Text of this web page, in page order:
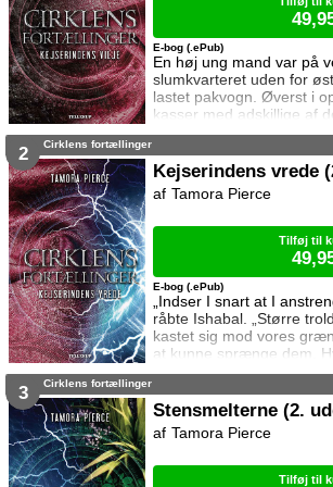
En høj ung mand var på
slumkvarteret uden for
lastet pakvogn. Øverst i
kasser med adskillige af
miniaturetræer. Trisana
adskillelse glæder
gense sine
det gamle. Torn, Trisana
E-bog (.ePub)
2 Cirklens fortællinger
Kejserindens vrede
„Indser I snart at I
råbte Ishabal. „Større
kastet sig mod vores
at kunne sprænge dem.
fornuft? I får ikke lov til at
hendes personlige frihed
at kejserinde Berenene
tvinge hende, Daja, Torn
E-bog (.ePub)
Tamora Pierce
Tilføj til
3 Cirklens fortællinger
Stensmelterne (2.
Tamora Pierce
Tilføj til